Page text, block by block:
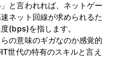
と言われれば、ネットゲー
ネット回線が求められるた
(bps)を指します。
の意味のギガなのか感覚的
世代の特有のスキルと言え